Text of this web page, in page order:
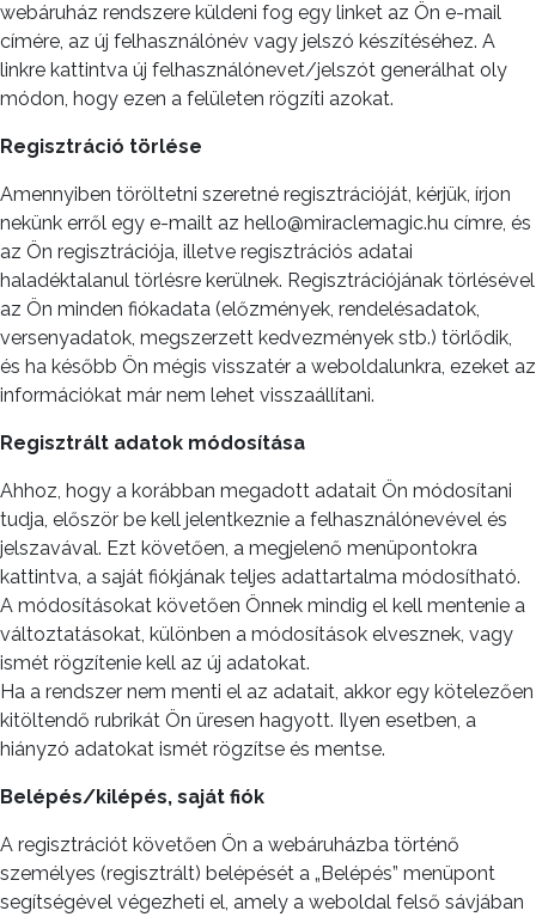
webáruház rendszere küldeni fog egy linket az Ön e-mail
címére, az új felhasználónév vagy jelszó készítéséhez. A
linkre kattintva új felhasználónevet/jelszót generálhat oly
módon, hogy ezen a felületen rögzíti azokat.
Regisztráció törlése
Amennyiben töröltetni szeretné regisztrációját, kérjük, írjon
nekünk erről egy e-mailt az hello@miraclemagic.hu címre, és
az Ön regisztrációja, illetve regisztrációs adatai
haladéktalanul törlésre kerülnek. Regisztrációjának törlésével
az Ön minden fiókadata (előzmények, rendelésadatok,
versenyadatok, megszerzett kedvezmények stb.) törlődik,
és ha később Ön mégis visszatér a weboldalunkra, ezeket az
információkat már nem lehet visszaállítani.
Regisztrált adatok módosítása
Ahhoz, hogy a korábban megadott adatait Ön módosítani
tudja, először be kell jelentkeznie a felhasználónevével és
jelszavával. Ezt követően, a megjelenő menüpontokra
kattintva, a saját fiókjának teljes adattartalma módosítható.
A módosításokat követően Önnek mindig el kell mentenie a
változtatásokat, különben a módosítások elvesznek, vagy
ismét rögzítenie kell az új adatokat.
Ha a rendszer nem menti el az adatait, akkor egy kötelezően
kitöltendő rubrikát Ön üresen hagyott. Ilyen esetben, a
hiányzó adatokat ismét rögzítse és mentse.
Belépés/kilépés, saját fiók
A regisztrációt követően Ön a webáruházba történő
személyes (regisztrált) belépését a „Belépés” menüpont
segítségével végezheti el, amely a weboldal felső sávjában